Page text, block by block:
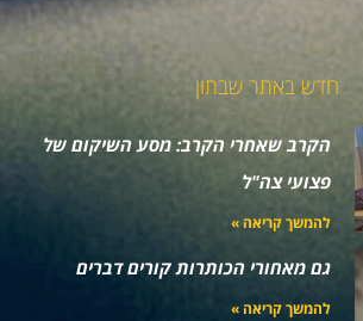
חדש באתר שבתון
הקרב שאחרי הקרב: מסע השיקום של
פצועי צה"ל
להמשך קריאה »
גם מאחורי הכותרות קורים דברים
להמשך קריאה »